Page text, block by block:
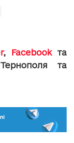
, Facebookта
та